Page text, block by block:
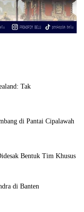
Tak
di Pantai Cipalawah
Bentuk Tim Khusus
di Banten